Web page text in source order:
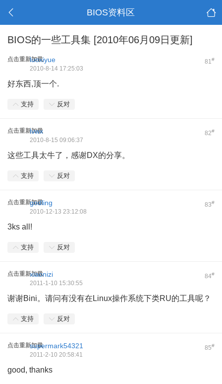
BIOS资料区
BIOS的一些工具集 [2010年06月09日更新]
点击重新加载 81#
luoxiyue
2010-8-14 17:25:03
好东西,顶一个.
支持 反对
点击重新加载 82#
lvwx
2010-8-15 09:06:37
这些工具太牛了，感谢DX的分享。
支持 反对
点击重新加载 83#
godling
2010-12-13 23:12:08
3ks all!
支持 反对
点击重新加载 84#
xiaonizi
2011-1-10 15:30:55
谢谢Bini。请问有没有在Linux操作系统下类RU的工具呢？
支持 反对
点击重新加载 85#
supermark54321
2011-2-10 20:58:41
good, thanks